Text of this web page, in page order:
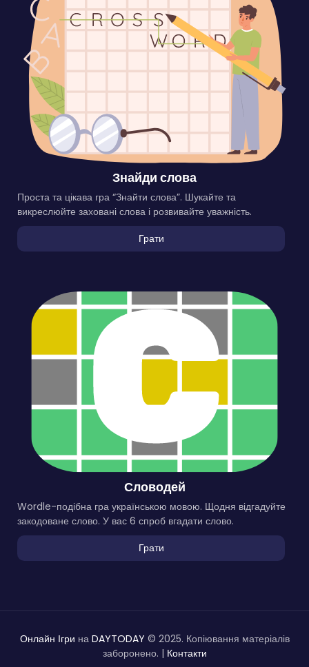
Знайди слова
Проста та цікава гра “Знайти слова”. Шукайте та
викреслюйте заховані слова і розвивайте уважність.
Грати
Словодей
Wordle-подібна гра українською мовою. Щодня відгадуйте
закодоване слово. У вас 6 спроб вгадати слово.
Грати
Онлайн Ігри на DAYTODAY © 2025. Копіювання матеріалів
заборонено. | Контакти